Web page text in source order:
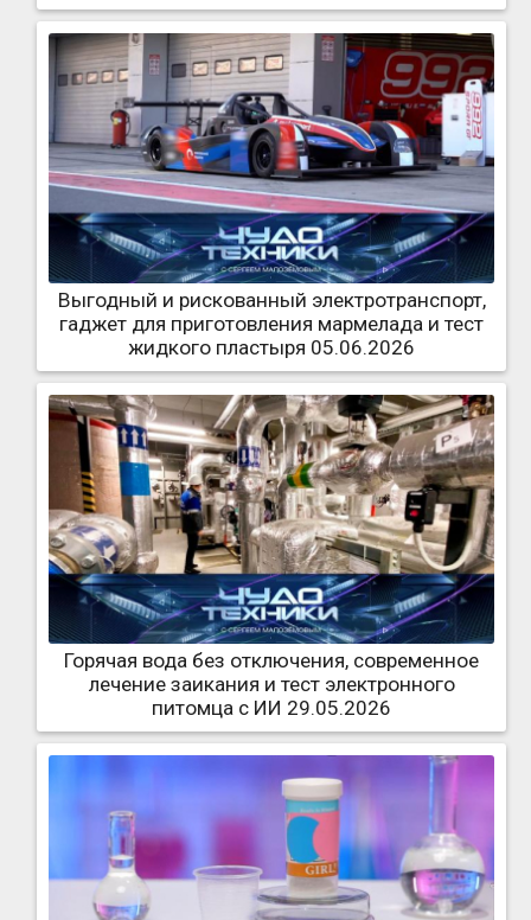
Выгодный и рискованный электротранспорт,
гаджет для приготовления мармелада и тест
жидкого пластыря 05.06.2026
Горячая вода без отключения, современное
лечение заикания и тест электронного
питомца с ИИ 29.05.2026